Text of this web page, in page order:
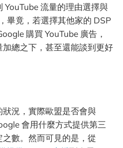
YouTube 流量的理由選擇與
畢竟，若選擇其他家的 DSP
購買 YouTube 廣告，
總之下，甚至還能談到更好
況，實際歐盟是否會與
會用什麼方式提供第三
數。然而可見的是，從